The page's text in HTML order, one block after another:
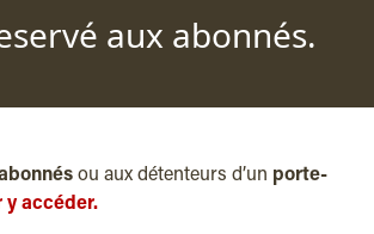
aux abonnés.
ou aux détenteurs d’un porte-
y accéder.